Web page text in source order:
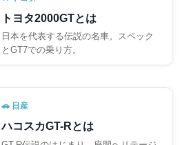
トヨタ2000GTとは
日本を代表する伝説の名車。スペック
とGT7での乗り方。
🚗 日産
ハコスカGT-Rとは